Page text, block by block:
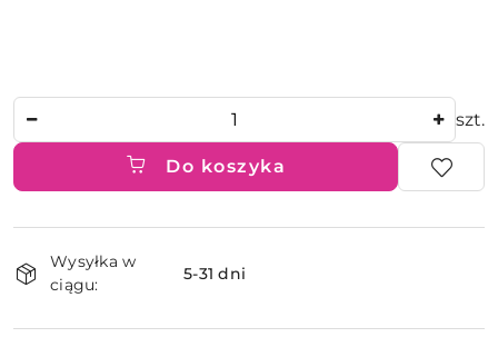
szt.
Do koszyka
i
dostawa
Wysyłka w
ciągu:
5-31 dni